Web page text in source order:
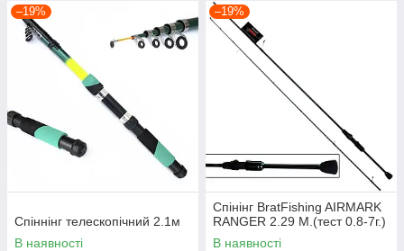
–19%
Спіннінг телескопічний 2.1м
В наявності
–19%
Спінінг BratFishing AIRMARK
RANGER 2.29 М.(тест 0.8-7г.)
В наявності